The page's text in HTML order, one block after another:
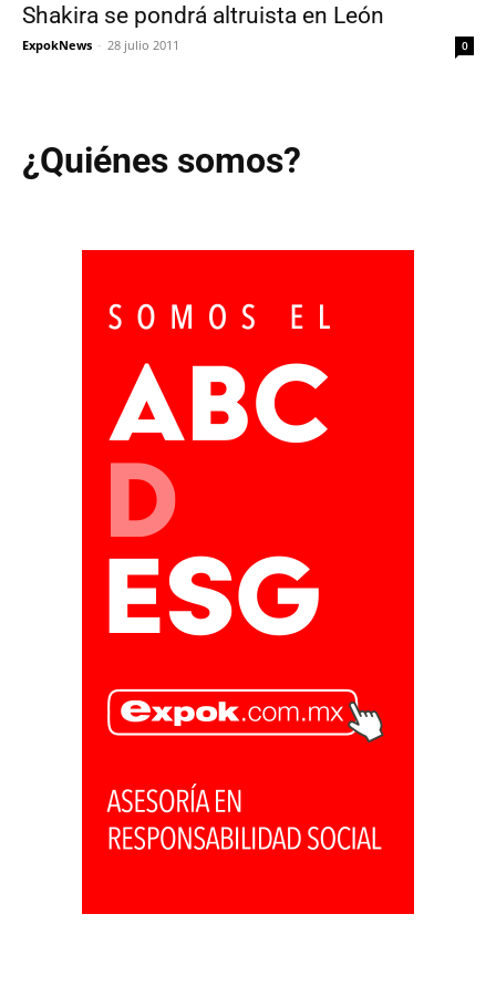
Shakira se pondrá altruista en León
ExpokNews - 28 julio 2011 0
¿Quiénes somos?